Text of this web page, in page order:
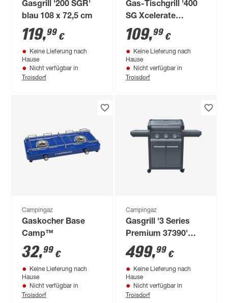
Gasgrill '200 SGR'
blau 108 x 72,5 cm
119,99 €
Keine Lieferung nach
Hause
Nicht verfügbar in
Troisdorf
Gas-Tischgrill '400
SG Xcelerate
Brenner' 42 x 13 x 60
cm
109,99 €
Keine Lieferung nach
Hause
Nicht verfügbar in
Troisdorf
Campingaz
Gaskocher Base
Camp™
32,99 €
Keine Lieferung nach
Hause
Nicht verfügbar in
Troisdorf
Campingaz
Gasgrill '3 Series
Premium 37390'
schwarz 60 x 121 x
101 cm
499,99 €
Keine Lieferung nach
Hause
Nicht verfügbar in
Troisdorf